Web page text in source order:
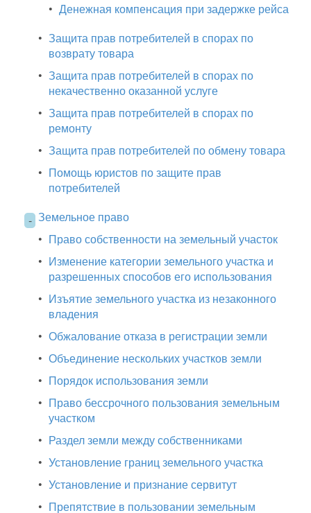
• Денежная компенсация при задержке рейса
• Защита прав потребителей в спорах по
возврату товара
• Защита прав потребителей в спорах по
некачественно оказанной услуге
• Защита прав потребителей в спорах по
ремонту
• Защита прав потребителей по обмену товара
• Помощь юристов по защите прав
потребителей
- Земельное право
• Право собственности на земельный участок
• Изменение категории земельного участка и
разрешенных способов его использования
• Изъятие земельного участка из незаконного
владения
• Обжалование отказа в регистрации земли
• Объединение нескольких участков земли
• Порядок использования земли
• Право бессрочного пользования земельным
участком
• Раздел земли между собственниками
• Установление границ земельного участка
• Установление и признание сервитут
• Препятствие в пользовании земельным